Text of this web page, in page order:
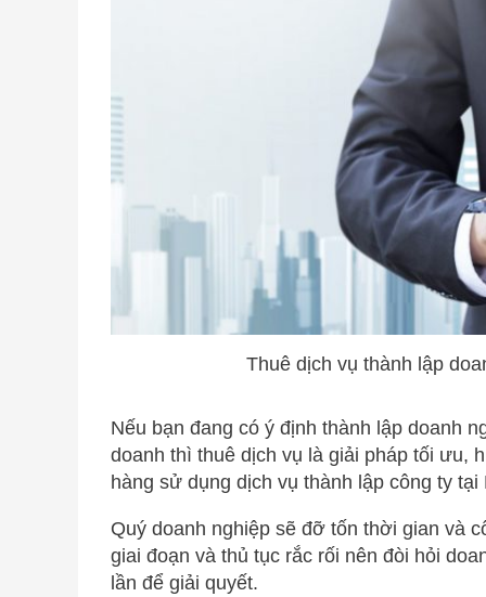
Thuê dịch vụ thành lập
Nếu bạn đang có ý định thành lập doanh
doanh thì thuê dịch vụ là giải pháp tối ưu,
hàng sử dụng dịch vụ thành lập công ty
Quý doanh nghiệp sẽ đỡ tốn thời gian và
giai đoạn và thủ tục rắc rối nên đòi hỏi
lần để giải quyết.